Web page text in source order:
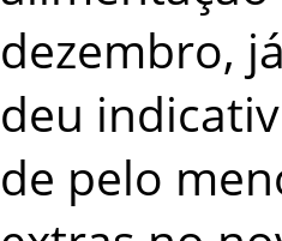
dezembro,
deu
de pelo